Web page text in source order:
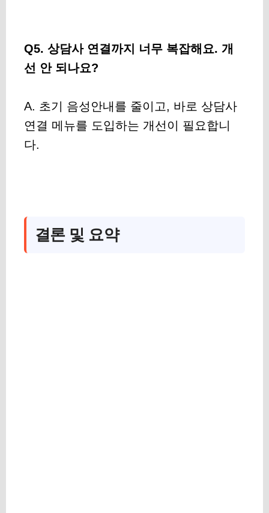
Q5. 상담사 연결까지 너무 복잡해요. 개
선 안 되나요?
A. 초기 음성안내를 줄이고, 바로 상담사
연결 메뉴를 도입하는 개선이 필요합니
다.
결론 및 요약